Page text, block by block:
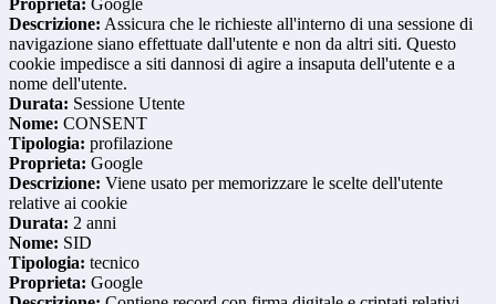
Proprieta: Google
Descrizione: Assicura che le richieste all'interno di una sessione di
navigazione siano effettuate dall'utente e non da altri siti. Questo
cookie impedisce a siti dannosi di agire a insaputa dell'utente e a
nome dell'utente.
Durata: Sessione Utente
Nome: CONSENT
Tipologia: profilazione
Proprieta: Google
Descrizione: Viene usato per memorizzare le scelte dell'utente
relative ai cookie
Durata: 2 anni
Nome: SID
Tipologia: tecnico
Proprieta: Google